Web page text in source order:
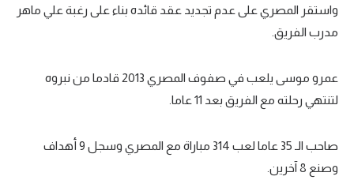
واستقر المصري على عدم تجديد عقد قائده بناء على رغبة علي ماهر
مدرب الفريق.
عمرو موسى يلعب في صفوف المصري 2013 قادما من نبروه
لتنتهي رحلته مع الفريق بعد 11 عاما.
صاحب الـ 35 عاما لعب 314 مباراة مع المصري وسجل 9 أهداف
وصنع 8 آخرين.